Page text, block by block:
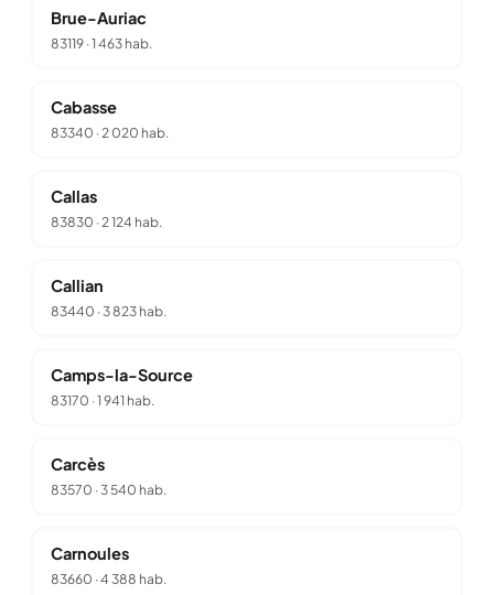
Brue-Auriac
83119·1 463 hab.
Cabasse
83340 ·2 020 hab.
Callas
83830 ·2 124 hab.
Callian
83440 ·3 823 hab.
Camps-la-Source
83170 ·1 941 hab.
Carcès
83570 ·3 540 hab.
Carnoules
83660 ·4 388 hab.